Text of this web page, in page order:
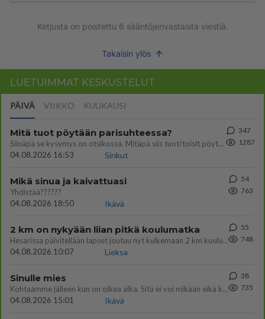
Ketjusta on poistettu 6 sääntöjenvastaista viestiä.
Takaisin ylös
LUETUIMMAT KESKUSTELUT
PÄIVÄ VIIKKO KUUKAUSI
Mitä tuot pöytään parisuhteessa?
Siinäpä se kysymys on otsikossa. Mitäpä siis tuot/toisit pöytään parisuhteessa? Oletko mies vai nainen? Koetko sen mitä
04.08.2026 16:53
Sinkut
347
1287
Mikä sinua ja kaivattuasi
Yhdistää??????
04.08.2026 18:50
Ikävä
54
763
2 km on nykyään liian pitkä koulumatka
Hesarissa päivitellään lapset joutuu nyt kulkemaan 2 km kouluun jösses. Ruostefillarilla tuo matka menee vaikka miten äk
04.08.2026 10:07
Lieksa
55
748
Sinulle mies
Kohtaamme jälleen kun on oikea aika. Sitä ei voi mikään eikä kukaan estää <3 <3
04.08.2026 15:01
Ikävä
38
735